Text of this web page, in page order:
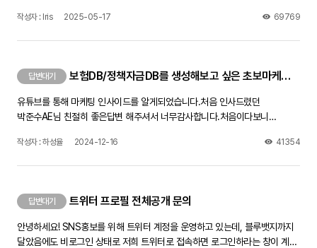
필요하다며 페이지에 들어갈 수가 없네요. 제 개인계정이나 광고관리자 페이지
오지 않습니다. 전화번호 설정 제대로 되었는지 다 확인했는데도 안됩니다.
페이스북 고객센터와 채팅문의를 통하여 문의했더니 원인을 모르겠다며,
인증창이 뜨는 PC에서 며칠동안 사용하지 말고 쉬었다가 다시 해보라고
하는데, 이틀 쉬었다 해도 안되네요 방법을 찾아주세요! 제발!!!
작성자 : Iris 2025-05-17 69769
답변대기 보험DB/정책자금DB를 생성해보고 싶은 초보마케터 입니다!
유튜브를 통해 마케팅 인사이드를 알게되었습니다.처음 인사드렸던
박준수AE님 친절히 좋은답변 해주셔서 너무감사합니다.처음이다보니
어떤영상을 보면 좋은지 어떻게 공부를하고 방향을 잡으면 좋은지 좋은조언
작성자 : 하성율 2024-12-16 41354
답변대기 트위터 프로필 전체공개 문의
안녕하세요! SNS홍보를 위해 트위터 계정을 운영하고 있는데, 블루뱃지까지
달았음에도 비로그인 상태로 저희 트위터로 접속하면 로그인하라는 창이 계속